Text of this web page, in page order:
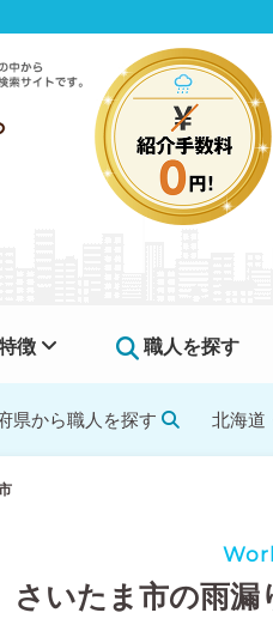
徴 職人を探す
県から職人を探す 北海道
さいたま市の雨漏